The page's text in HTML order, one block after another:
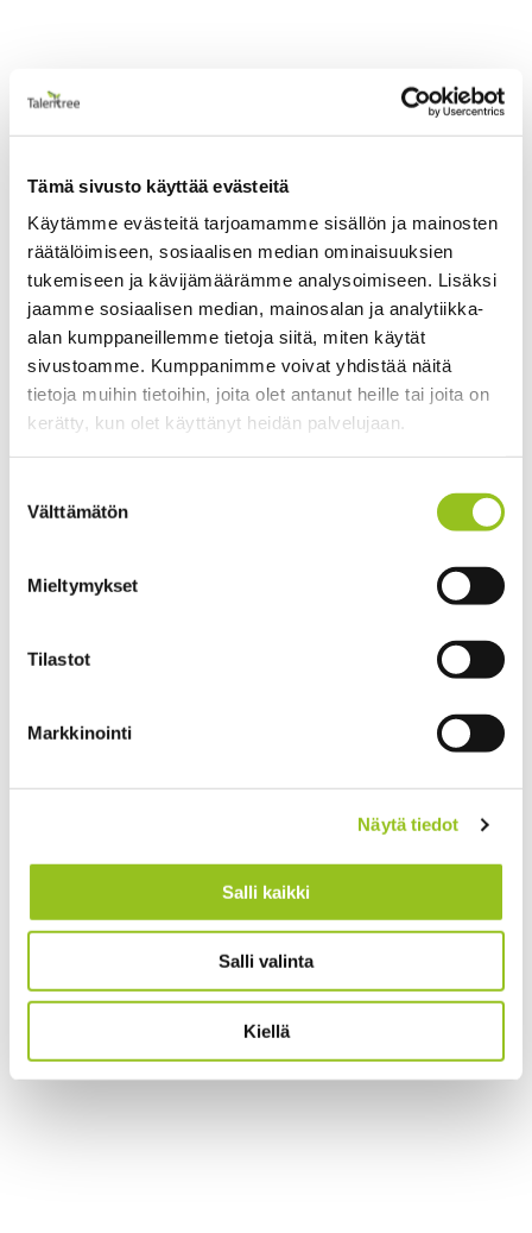
Tämä sivusto käyttää evästeitä
Käytämme evästeitä tarjoamamme sisällön ja mainosten
räätälöimiseen, sosiaalisen median ominaisuuksien
tukemiseen ja kävijämäärämme analysoimiseen. Lisäksi
jaamme sosiaalisen median, mainosalan ja analytiikka-
alan kumppaneillemme tietoja siitä, miten käytät
sivustoamme. Kumppanimme voivat yhdistää näitä
tietoja muihin tietoihin, joita olet antanut heille tai joita on
kerätty, kun olet käyttänyt heidän palvelujaan.
valinta
Välttämätön
Mieltymykset
Tilastot
Markkinointi
Näytä tiedot
Salli kaikki
Salli valinta
Kiellä